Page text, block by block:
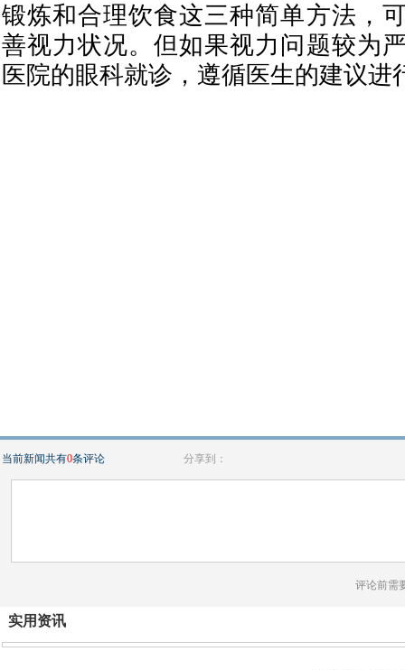
锻炼和合理饮食这三种简单方法，
善视力状况。但如果视力问题较为
医院的眼科就诊，遵循医生的建议进
当前新闻共有0条评论 分享到：
评论前需
实用资讯